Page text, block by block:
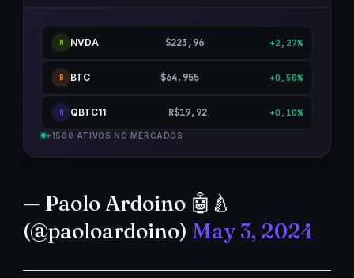
N NVDA $223,96 +2,27%
B BTC $64.955 +0,50%
Q QBTC11 R$19,92 +0,10%
+1500 ATIVOS NO MERCADOS
— Paolo Ardoino 🤖🍐
(@paoloardoino) May 3, 2024